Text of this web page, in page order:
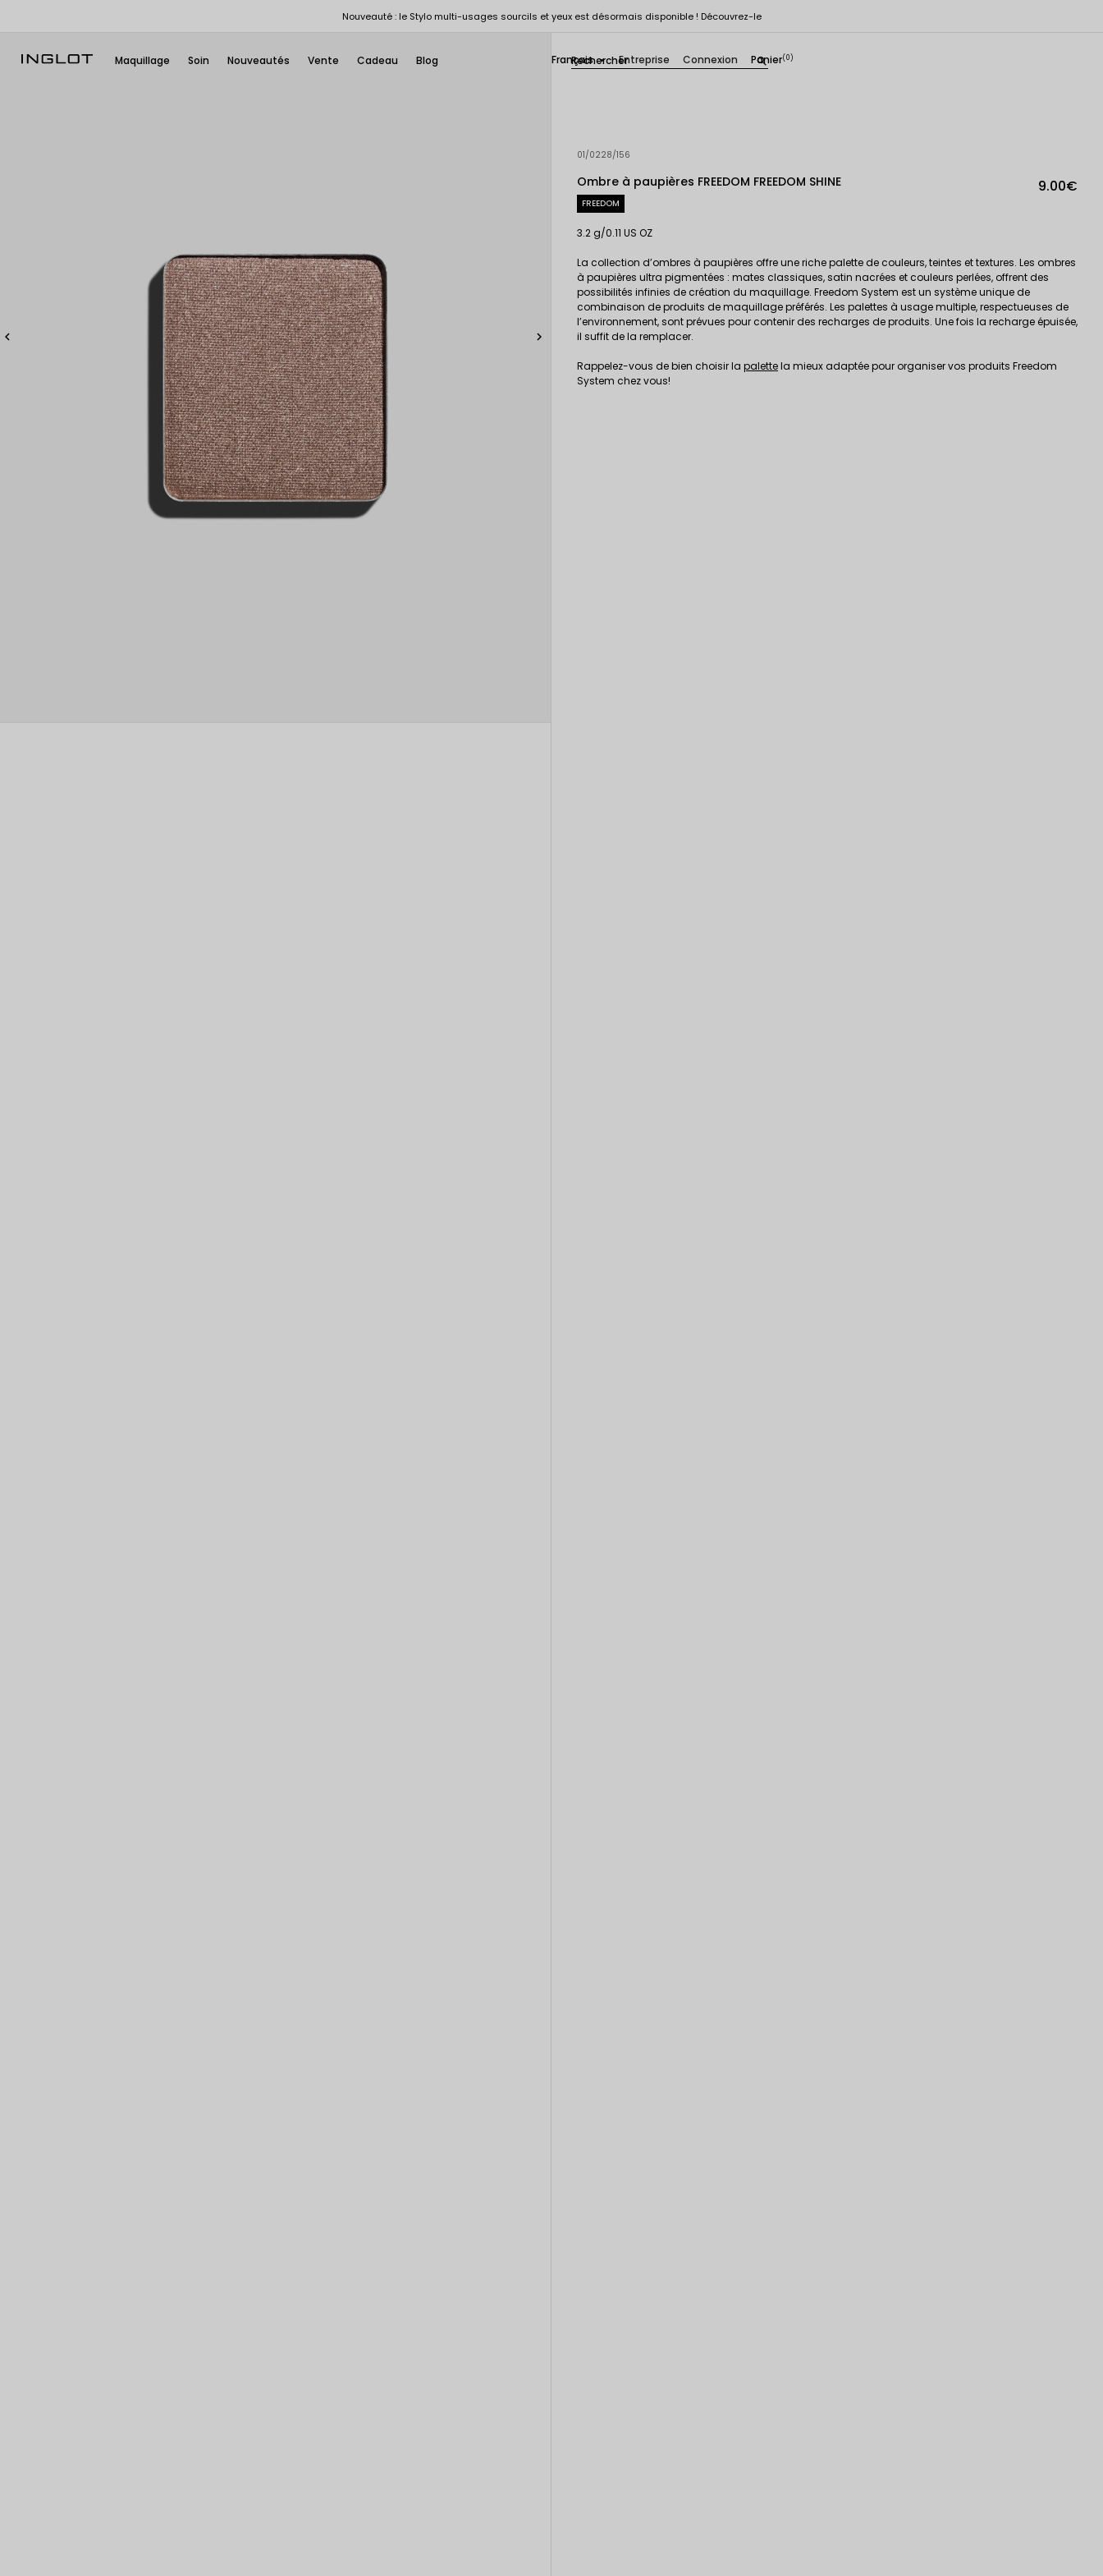
Nouveauté : le Stylo multi-usages sourcils et yeux est désormais disponible ! Découvrez-le
Maquillage Soin Nouveautés Vente Cadeau Blog search
Français  Entreprise Connexion Panier(0)
 
01/0228/156
Ombre à paupières FREEDOM FREEDOM SHINE 9.00€
FREEDOM
3.2 g/0.11 US OZ
La collection d’ombres à paupières offre une riche palette de couleurs, teintes et textures. Les ombres
à paupières ultra pigmentées : mates classiques, satin nacrées et couleurs perlées, offrent des
possibilités infinies de création du maquillage. Freedom System est un système unique de
combinaison de produits de maquillage préférés. Les palettes à usage multiple, respectueuses de
l’environnement, sont prévues pour contenir des recharges de produits. Une fois la recharge épuisée,
il suffit de la remplacer.
Rappelez-vous de bien choisir la palettela mieux adaptée pour organiser vos produits Freedom
System chez vous!